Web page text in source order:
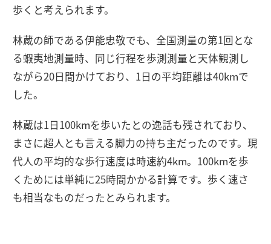
歩くと考えられます。
林蔵の師である伊能忠敬でも、全国測量の第1回とな
る蝦夷地測量時、同じ行程を歩測測量と天体観測し
ながら20日間かけており、1日の平均距離は40kmで
した。
林蔵は1日100kmを歩いたとの逸話も残されており、
まさに超人とも言える脚力の持ち主だったのです。現
代人の平均的な歩行速度は時速約4km。100kmを歩
くためには単純に25時間かかる計算です。歩く速さ
も相当なものだったとみられます。